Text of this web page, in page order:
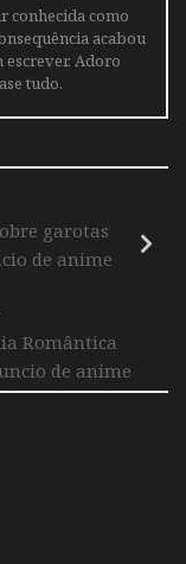
conhecida como
acabou
Adoro
tudo.
garotas
de anime
Romântica
de anime